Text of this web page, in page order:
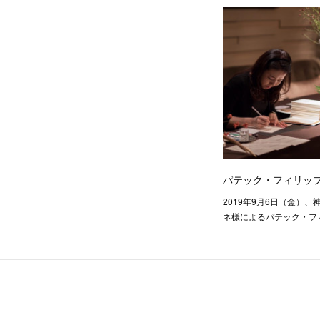
パテック・フィリッ
2019年9月6日（金）、
ネ様によるパテック・